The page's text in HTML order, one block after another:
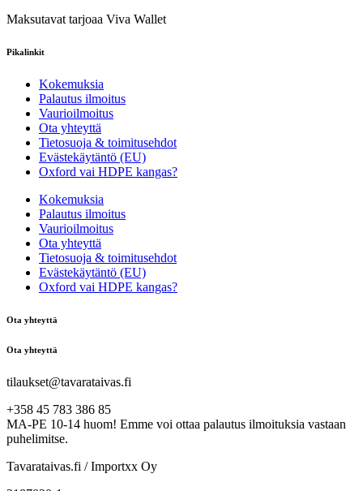
Maksutavat tarjoaa Viva Wallet
Pikalinkit
Kokemuksia
Palautus ilmoitus
Vaurioilmoitus
Ota yhteyttä
Tietosuoja & toimitusehdot
Evästekäytäntö (EU)
Oxford vai HDPE kangas?
Kokemuksia
Palautus ilmoitus
Vaurioilmoitus
Ota yhteyttä
Tietosuoja & toimitusehdot
Evästekäytäntö (EU)
Oxford vai HDPE kangas?
Ota yhteyttä
Ota yhteyttä
tilaukset@tavarataivas.fi
+358 45 783 386 85
MA-PE 10-14 huom! Emme voi ottaa palautus ilmoituksia vastaan
puhelimitse.
Tavarataivas.fi / Importxx Oy